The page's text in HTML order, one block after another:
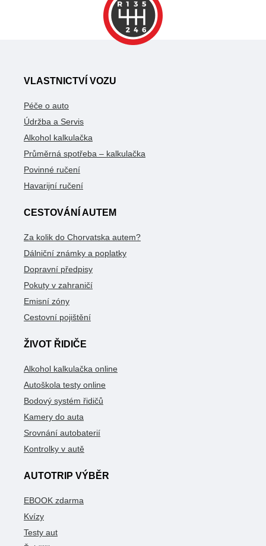
VLASTNICTVÍ VOZU
Péče o auto
Údržba a Servis
Alkohol kalkulačka
Průměrná spotřeba – kalkulačka
Povinné ručení
Havarijní ručení
CESTOVÁNÍ AUTEM
Za kolik do Chorvatska autem?
Dálniční známky a poplatky
Dopravní předpisy
Pokuty v zahraničí
Emisní zóny
Cestovní pojištění
ŽIVOT ŘIDIČE
Alkohol kalkulačka online
Autoškola testy online
Bodový systém řidičů
Kamery do auta
Srovnání autobaterií
Kontrolky v autě
AUTOTRIP VÝBĚR
EBOOK zdarma
Kvízy
Testy aut